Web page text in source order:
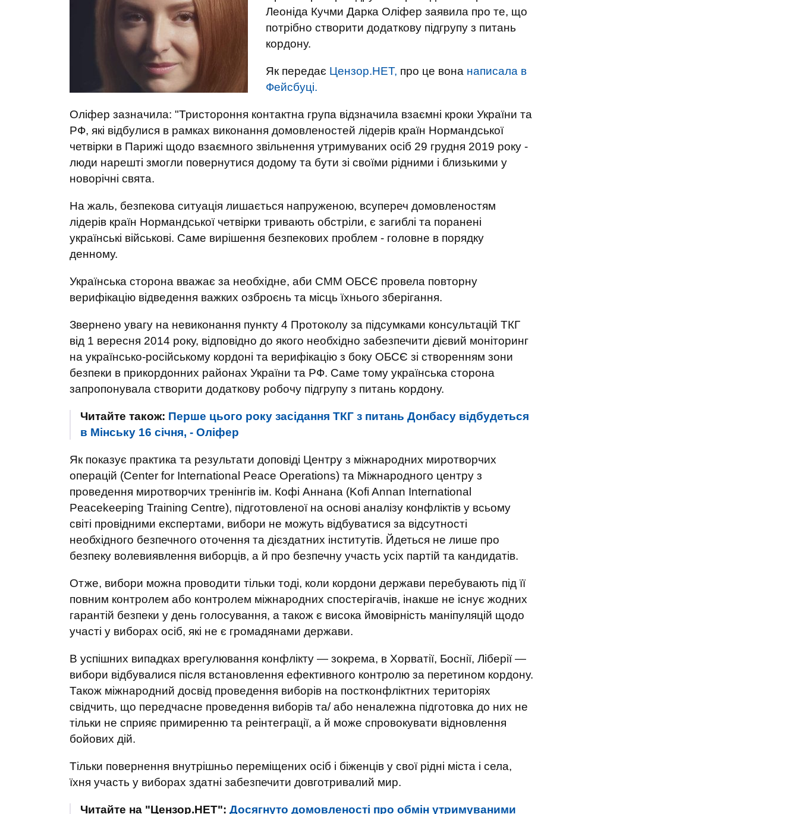
Леоніда Кучми Дарка Оліфер заявила про те, що
потрібно створити додаткову підгрупу з питань
кордону.
Як передає Цензор.НЕТ, про це вона написала в
Фейсбуці.
Оліфер зазначила: "Тристороння контактна група відзначила взаємні кроки України та
РФ, які відбулися в рамках виконання домовленостей лідерів країн Нормандської
четвірки в Парижі щодо взаємного звільнення утримуваних осіб 29 грудня 2019 року -
люди нарешті змогли повернутися додому та бути зі своїми рідними і близькими у
новорічні свята.
На жаль, безпекова ситуація лишається напруженою, всупереч домовленостям
лідерів країн Нормандської четвірки тривають обстріли, є загиблі та поранені
українські військові. Саме вирішення безпекових проблем - головне в порядку
денному.
Українська сторона вважає за необхідне, аби СММ ОБСЄ провела повторну
верифікацію відведення важких озброєнь та місць їхнього зберігання.
Звернено увагу на невиконання пункту 4 Протоколу за підсумками консультацій ТКГ
від 1 вересня 2014 року, відповідно до якого необхідно забезпечити дієвий моніторинг
на українсько-російському кордоні та верифікацію з боку ОБСЄ зі створенням зони
безпеки в прикордонних районах України та РФ. Саме тому українська сторона
запропонувала створити додаткову робочу підгрупу з питань кордону.
Читайте також: Перше цього року засідання ТКГ з питань Донбасу відбудеться
в Мінську 16 січня, - Оліфер
Як показує практика та результати доповіді Центру з міжнародних миротворчих
операцій (Center for International Peace Operations) та Міжнародного центру з
проведення миротворчих тренінгів ім. Кофі Аннана (Kofi Annan International
Peacekeeping Training Centre), підготовленої на основі аналізу конфліктів у всьому
світі провідними експертами, вибори не можуть відбуватися за відсутності
необхідного безпечного оточення та дієздатних інститутів. Йдеться не лише про
безпеку волевиявлення виборців, а й про безпечну участь усіх партій та кандидатів.
Отже, вибори можна проводити тільки тоді, коли кордони держави перебувають під її
повним контролем або контролем міжнародних спостерігачів, інакше не існує жодних
гарантій безпеки у день голосування, а також є висока ймовірність маніпуляцій щодо
участі у виборах осіб, які не є громадянами держави.
В успішних випадках врегулювання конфлікту — зокрема, в Хорватії, Боснії, Ліберії —
вибори відбувалися після встановлення ефективного контролю за перетином кордону.
Також міжнародний досвід проведення виборів на постконфліктних територіях
свідчить, що передчасне проведення виборів та/ або неналежна підготовка до них не
тільки не сприяє примиренню та реінтеграції, а й може спровокувати відновлення
бойових дій.
Тільки повернення внутрішньо переміщених осіб і біженців у свої рідні міста і села,
їхня участь у виборах здатні забезпечити довготривалий мир.
Читайте на "Цензор.НЕТ": Досягнуто домовленості про обмін утримуваними